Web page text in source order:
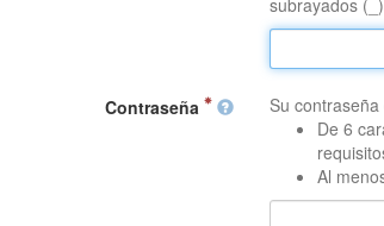
Contraseña
Su
De 6
Al